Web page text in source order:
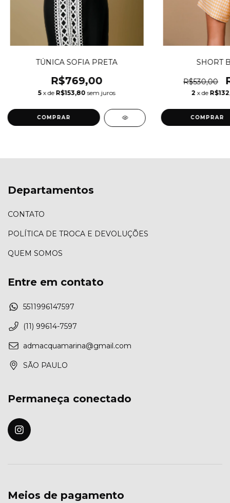
TÚNICA SOFIA PRETA
R$769,00
5 x de R$153,80 sem juros
COMPRAR
SHORT
R$530,00
2 x de
COMPRAR
Departamentos
CONTATO
POLÍTICA DE TROCA E DEVOLUÇÕES
QUEM SOMOS
Entre em contato
5511996147597
(11) 99614-7597
admacquamarina@gmail.com
SÃO PAULO
Permaneça conectado
Meios de pagamento